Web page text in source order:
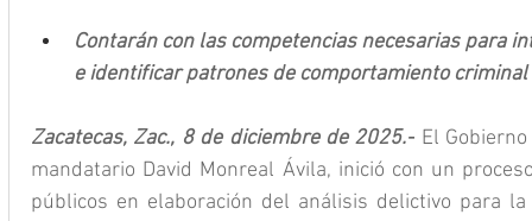
Contarán con las competencias necesarias para
e identificar patrones de comportamiento criminal
Zacatecas, Zac., 8 de diciembre de 2025.- El
mandatario David Monreal Ávila, inició con un
públicos en elaboración del análisis delictivo para